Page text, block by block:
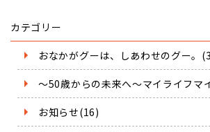
カテゴリー
おなかがグーは、しあわせのグー。
～50歳からの未来へ～マイライフマ
お知らせ(16)